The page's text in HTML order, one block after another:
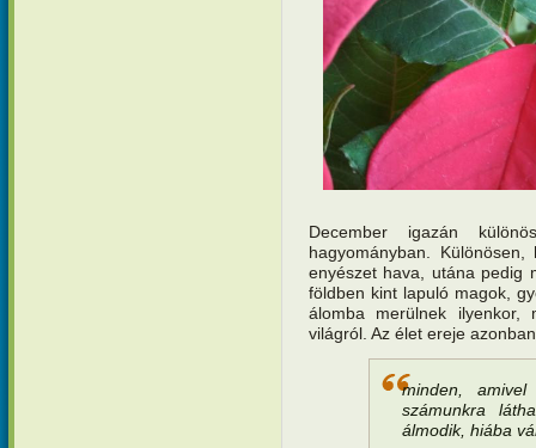
December igazán
hagyományban.
enyészet hava, utána pedig
földben kint lapuló magok,
álomba merülnek ilyenkor,
világról. Az élet ereje
minden,
számunkra
álmodik, hiába